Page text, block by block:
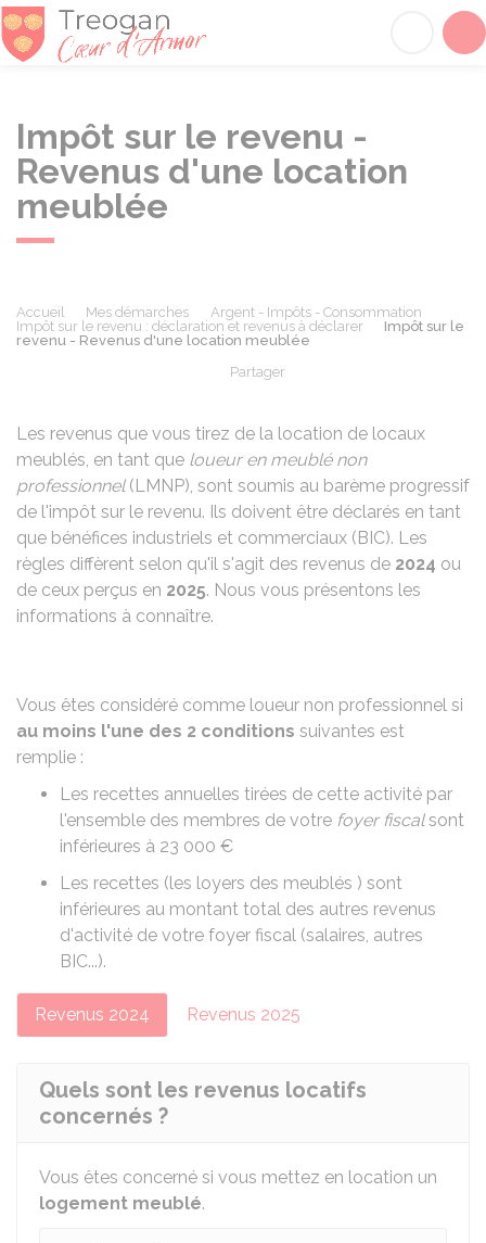
Impôt sur le revenu -
Revenus d'une location
meublée
Accueil Mes démarches
Argent - Impôts - Consommation
Impôt sur le revenu : déclaration et revenus à déclarer
Impôt sur le
revenu - Revenus d'une location meublée
Partager
Les revenus que vous tirez de la location de locaux
meublés, en tant que loueur en meublé non
professionnel (LMNP), sont soumis au barème progressif
de l'impôt sur le revenu. Ils doivent être déclarés en tant
que bénéfices industriels et commerciaux (BIC). Les
règles diffèrent selon qu'il s'agit des revenus de 2024 ou
de ceux perçus en 2025. Nous vous présentons les
informations à connaître.
Vous êtes considéré comme loueur non professionnel si
au moins l'une des 2 conditions suivantes est
remplie :
Les recettes annuelles tirées de cette activité par
l'ensemble des membres de votre foyer fiscalsont
inférieures à 23 000 €
Les recettes (les loyers des meublés ) sont
inférieures au montant total des autres revenus
d'activité de votre foyer fiscal (salaires, autres
BIC...).
Revenus 2024 Revenus 2025
Quels sont les revenus locatifs
concernés ?
Vous êtes concerné si vous mettez en location un
logement meublé.